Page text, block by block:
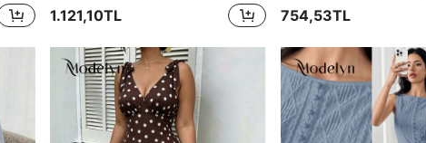
1.121,10TL 754,53TL